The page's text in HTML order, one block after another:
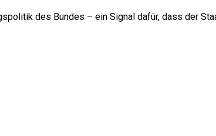
des Bundes – ein Signal dafür, dass der